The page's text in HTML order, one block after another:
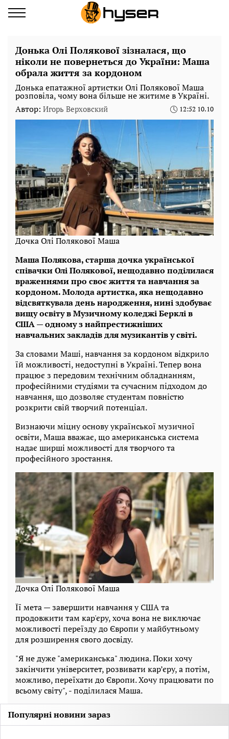
Донька Олі Полякової зізналася, що
ніколи не повернеться до України: Маша
обрала життя за кордоном
Донька епатажної артистки Олі Полякової Маша
розповіла, чому вона більше не житиме в Україні.
Автор: Игорь Верховский 12:52 10.10
Дочка Олі Полякової Маша
Маша Полякова, старша дочка української
співачки Олі Полякової, нещодавно поділилася
враженнями про своє життя та навчання за
кордоном. Молода артистка, яка нещодавно
відсвяткувала день народження, нині здобуває
вищу освіту в Музичному коледжі Берклі в
США — одному з найпрестижніших
навчальних закладів для музикантів у світі.
За словами Маші, навчання за кордоном відкрило
їй можливості, недоступні в Україні. Тепер вона
працює з передовим технічним обладнанням,
професійними студіями та сучасним підходом до
навчання, що дозволяє студентам повністю
розкрити свій творчий потенціал.
Визнаючи міцну основу української музичної
освіти, Маша вважає, що американська система
надає ширші можливості для творчого та
професійного зростання.
Дочка Олі Полякової Маша
Її мета — завершити навчання у США та
продовжити там кар'єру, хоча вона не виключає
можливості переїзду до Європи у майбутньому
для розширення свого досвіду.
"Я не дуже "американська" людина. Поки хочу
закінчити університет, розвивати кар’єру, а потім,
можливо, переїхати до Європи. Хочу працювати по
всьому світу", - поділилася Маша.
Популярні новини зараз